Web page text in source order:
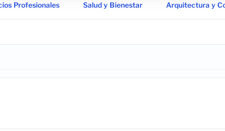
Profesionales Salud y Bienestar Arquitectura y